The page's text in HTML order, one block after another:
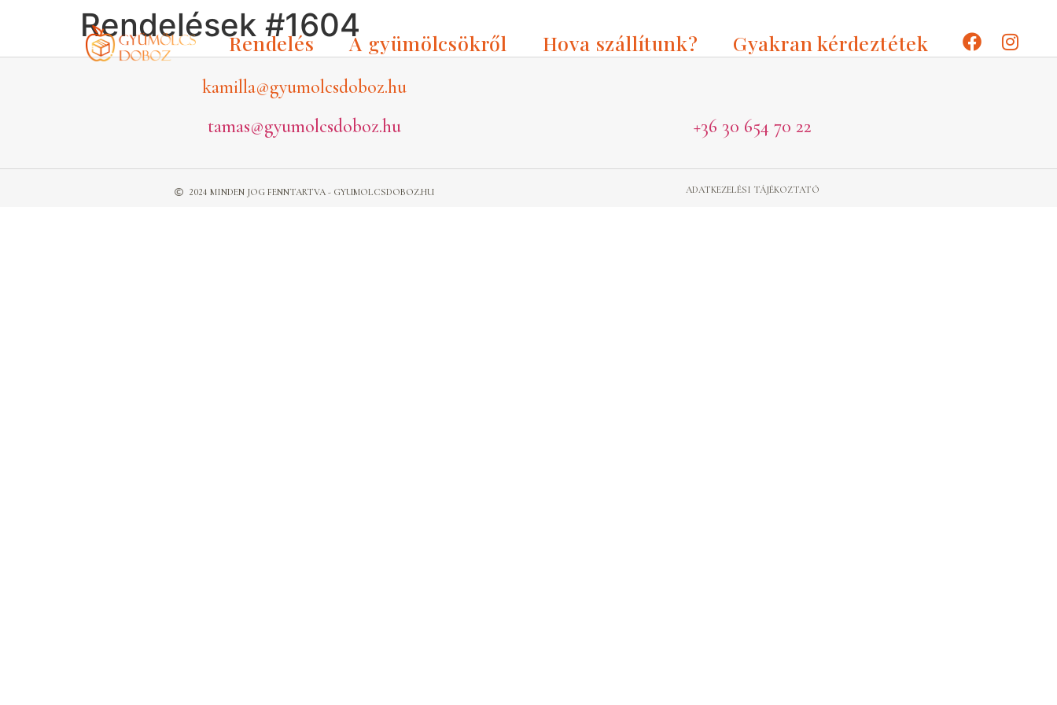
Rendelés A gyümölcsökről Hova szállítunk? Gyakran kérdeztétek
Rendelések #1604
kamilla@gyumolcsdoboz.hu
tamas@gyumolcsdoboz.hu
+36 30 654 70 22
2024 MINDEN JOG FENNTARTVA - GYUMOLCSDOBOZ.HU ADATKEZELÉSI TÁJÉKOZTATÓ